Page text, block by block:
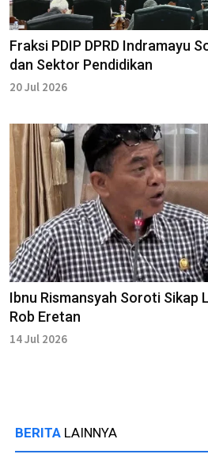
Fraksi PDIP DPRD Indramayu
dan Sektor Pendidikan
20 Jul 2026
Ibnu Rismansyah Soroti Sikap
Rob Eretan
14 Jul 2026
BERITA LAINNYA